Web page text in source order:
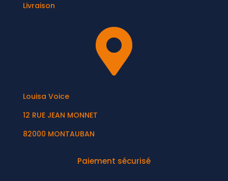
Livraison

Louisa Voice
12 RUE JEAN MONNET
82000 MONTAUBAN
Paiement sécurisé